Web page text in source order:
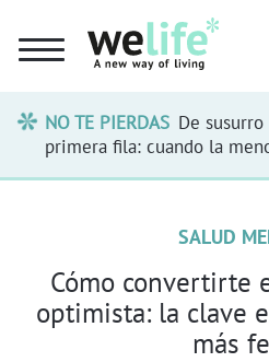
NO TE PIERDAS De
primera fila: cuando la
SALUD
Cómo convertirte
optimista: la clave
más